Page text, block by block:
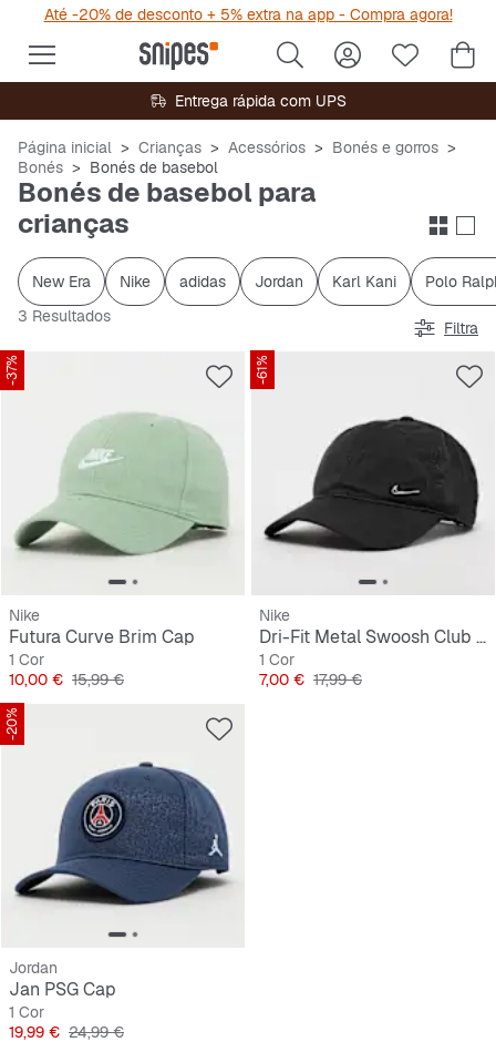
Até -20% de desconto + 5% extra na app - Compra agora!
Entrega rápida com UPS
Página inicial Crianças Acessórios
Bonés e gorros
Bonés
Bonés de basebol
Bonés de basebol para
crianças
New Era Nike adidas Jordan Karl Kani
Polo
3 Resultados
Filtra
-37%
Nike
Futura Curve Brim Cap
1 Cor
Preço
10,00 € Preço original
15,99 €
-61%
Nike
Dri-Fit Metal Swoosh Club Cap
1 Cor
Preço
7,00 € Preço original
17,99 €
-20%
Jordan
Jan PSG Cap
1 Cor
Preço
19,99 € Preço original
24,99 €